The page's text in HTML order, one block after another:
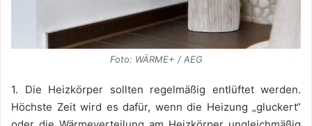
Foto: WÄRME+ / AEG
1. Die Heizkörper sollten regelmäßig entlüftet werden.
Höchste Zeit wird es dafür, wenn die Heizung „gluckert“